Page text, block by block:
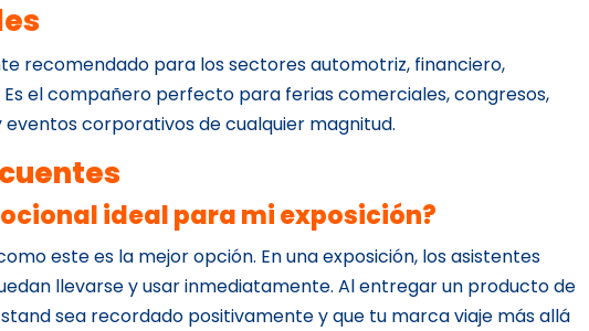
recomendado para los sectores automotriz, financiero,
el compañero perfecto para ferias comerciales, congresos,
corporativos de cualquier magnitud.
ideal para mi exposición?
este es la mejor opción. En una exposición, los asistentes
llevarse y usar inmediatamente. Al entregar un producto de
sea recordado positivamente y que tu marca viaje más allá